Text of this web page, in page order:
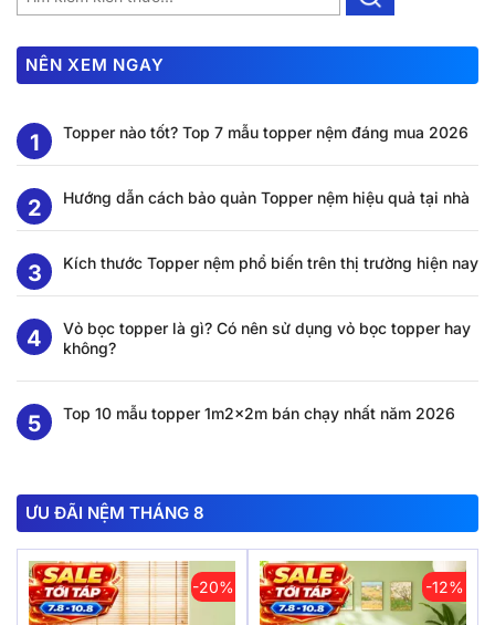
NÊN XEM NGAY
Topper nào tốt? Top 7 mẫu topper nệm đáng mua 2026
Hướng dẫn cách bảo quản Topper nệm hiệu quả tại nhà
Kích thước Topper nệm phổ biến trên thị trường hiện nay
Vỏ bọc topper là gì? Có nên sử dụng vỏ bọc topper hay
không?
Top 10 mẫu topper 1m2x2m bán chạy nhất năm 2026
ƯU ĐÃI NỆM THÁNG 8
-20% -12%